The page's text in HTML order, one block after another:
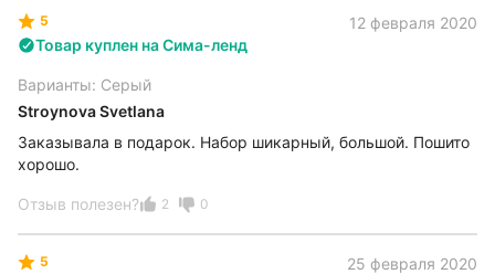
5
12 февраля 2020
Товар куплен на Сима-ленд
Варианты: Серый
Stroynova Svetlana
Заказывала в подарок. Набор шикарный, большой. Пошито
хорошо.
Отзыв полезен? 2 0
5 25 февраля 2020